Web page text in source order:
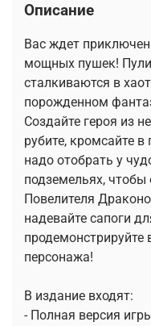
Описание
Вас ждет
мощных пушек!
сталкиваются в
порожденном
Создайте героя из
рубите, кромсайте
надо отобрать у
подземельях,
Повелителя
надевайте сапоги
продемонстрируйте
персонажа!
В издание входят:
- Полная версия